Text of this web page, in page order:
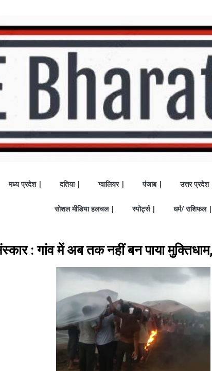
मध्य प्रदेश | दतिया | ग्वालियर | पंजाब | उत्तर प्रदेश
सोशल मीडिया हलचल | स्पोर्ट्स | धर्म/ राशिफल |
: गांव में अब तक नहीं बन पाया